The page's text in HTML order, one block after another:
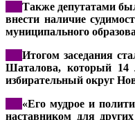
Также депутатами
внести наличие
муниципального
Итогом заседания
Шаталова, который 14
избирательный округ
«Его мудрое и
наставником для